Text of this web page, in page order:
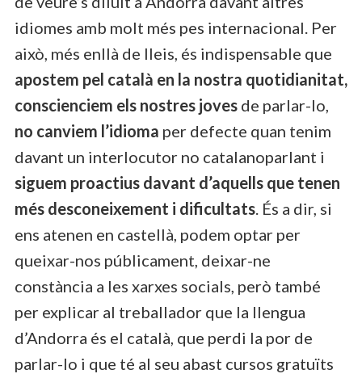
idiomes amb molt més pes internacional. Per
això, més enllà de lleis, és indispensable que
apostem pel català en la nostra quotidianitat,
conscienciem els nostres joves de parlar-lo,
no canviem l’idioma per defecte quan tenim
davant un interlocutor no catalanoparlant i
siguem proactius davant d’aquells que tenen
més desconeixement i dificultats. És a dir, si
ens atenen en castellà, podem optar per
queixar-nos públicament, deixar-ne
constància a les xarxes socials, però també
per explicar al treballador que la llengua
d’Andorra és el català, que perdi la por de
parlar-lo i que té al seu abast cursos gratuïts